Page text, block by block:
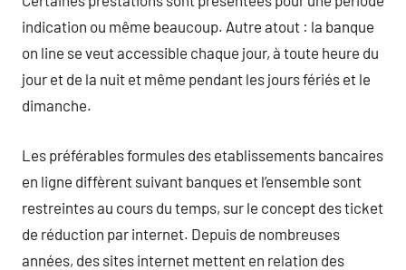
indication ou même beaucoup. Autre atout : la banque
on line se veut accessible chaque jour, à toute heure du
jour et de la nuit et même pendant les jours fériés et le
dimanche.
Les préférables formules des etablissements bancaires
en ligne diffèrent suivant banques et l’ensemble sont
restreintes au cours du temps, sur le concept des ticket
de réduction par internet. Depuis de nombreuses
années, des sites internet mettent en relation des